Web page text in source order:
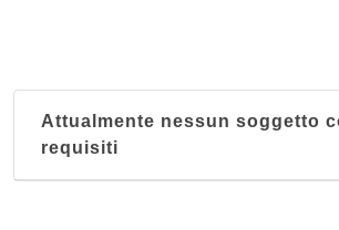
Attualmente nessun soggetto
requisiti